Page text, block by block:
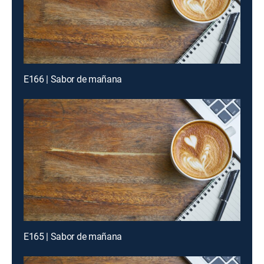
E166 | Sabor de mañana
E165 | Sabor de mañana